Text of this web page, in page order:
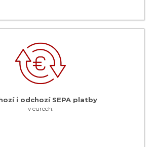
i odchozí SEPA platby
v eurech.